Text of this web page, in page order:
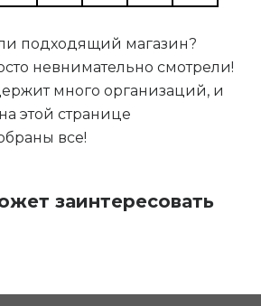
подходящий магазин?
невнимательно смотрели!
много организаций, и
этой странице
все!
заинтересовать